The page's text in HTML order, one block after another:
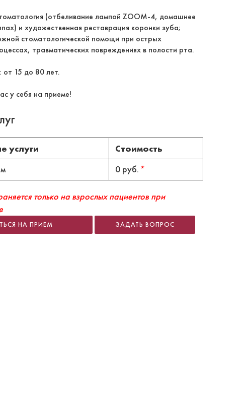
(отбеливание лампой ZOOM-4, домашнее
и художественная реставрация коронки зуба;
стоматологической помощи при острых
травматических повреждениях в полости рта.
от 15 до 80 лет.
у себя на приеме!
услуги Стоимость
0 руб. *
только на взрослых пациентов при
НА ПРИЕМ ЗАДАТЬ ВОПРОС